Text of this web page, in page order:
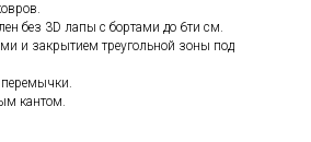
без 3D лапы с бортами до 6ти см.
и закрытием треугольной зоны под
кантом.